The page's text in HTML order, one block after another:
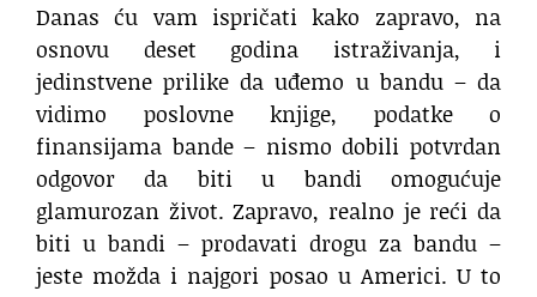
Danas ću vam ispričati kako zapravo, na
osnovu deset godina istraživanja, i
jedinstvene prilike da uđemo u bandu – da
vidimo poslovne knjige, podatke o
finansijama bande – nismo dobili potvrdan
odgovor da biti u bandi omogućuje
glamurozan život. Zapravo, realno je reći da
biti u bandi – prodavati drogu za bandu –
jeste možda i najgori posao u Americi. U to